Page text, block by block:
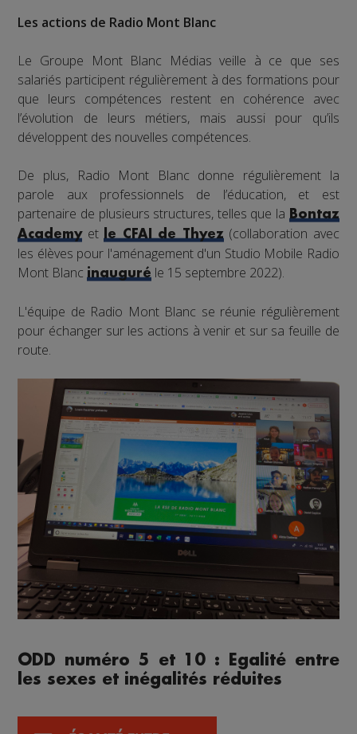
Les actions de Radio Mont Blanc
Le Groupe Mont Blanc Médias veille à ce que ses
salariés participent régulièrement à des formations pour
que leurs compétences restent en cohérence avec
l’évolution de leurs métiers, mais aussi pour qu’ils
développent des nouvelles compétences.
De plus, Radio Mont Blanc donne régulièrement la
parole aux professionnels de l’éducation, et est
partenaire de plusieurs structures, telles que la
Bontaz
Academyet le CFAI de Thyez(collaboration avec
les élèves pour l'aménagement d'un Studio Mobile Radio
Mont Blancinauguré le 15 septembre 2022).
L'équipe de Radio Mont Blanc se réunie régulièrement
pour échanger sur les actions à venir et sur sa feuille de
route.
ODD numéro 5 et 10 : Egalité entre
les sexes et inégalités réduites